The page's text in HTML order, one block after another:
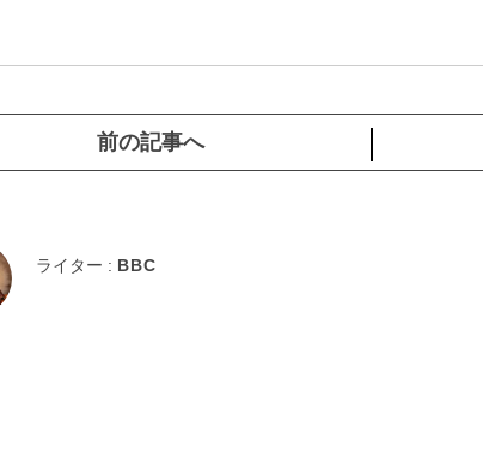
前の記事へ
ライター : BBC